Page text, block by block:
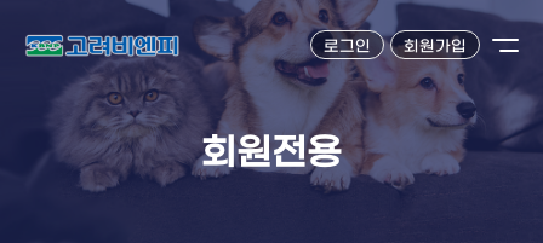
로그인 회원가입
회원전용